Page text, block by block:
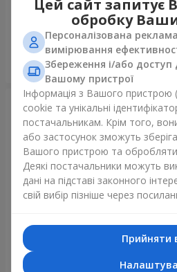
Замовити
Фонтан куль "Райдужний
настрій"
Цей сайт запитує
обробку
Персоналізована
вимірювання
Збереження і/або доступ
Вашому пристрої
Інформація з Вашого пристрою
cookie та унікальні
постачальникам. Крім того,
або застосунок зможуть
Вашого пристрою та обробляти
Деякі постачальники можуть
дані на підставі законного
свій вибір пізніше через
Прийняти